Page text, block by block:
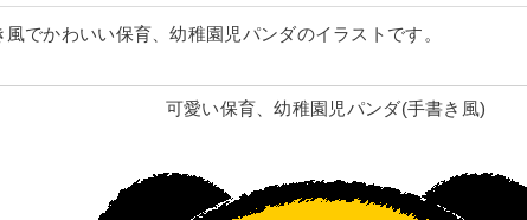
風でかわいい保育、幼稚園児パンダのイラストです。
可愛い保育、幼稚園児パンダ(手書き風)